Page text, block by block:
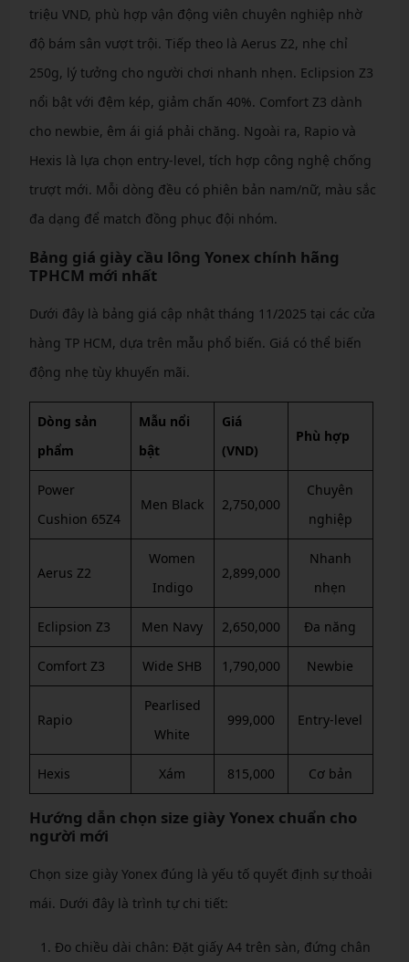
triệu VND, phù hợp vận động viên chuyên nghiệp nhờ
độ bám sân vượt trội. Tiếp theo là Aerus Z2, nhẹ chỉ
250g, lý tưởng cho người chơi nhanh nhẹn. Eclipsion Z3
nổi bật với đệm kép, giảm chấn 40%. Comfort Z3 dành
cho newbie, êm ái giá phải chăng. Ngoài ra, Rapio và
Hexis là lựa chọn entry-level, tích hợp công nghệ chống
trượt mới. Mỗi dòng đều có phiên bản nam/nữ, màu sắc
đa dạng để match đồng phục đội nhóm.
Bảng giá giày cầu lông Yonex chính hãng
TPHCM mới nhất
Dưới đây là bảng giá cập nhật tháng 11/2025 tại các cửa
hàng TP HCM, dựa trên mẫu phổ biến. Giá có thể biến
động nhẹ tùy khuyến mãi.
Dòng sản
phẩm
Mẫu nổi
bật
Giá
(VND)
Phù hợp
Power
Cushion 65Z4
Men Black 2,750,000
Chuyên
nghiệp
Aerus Z2
Women
Indigo
2,899,000
Nhanh
nhẹn
Eclipsion Z3 Men Navy 2,650,000 Đa năng
Comfort Z3 Wide SHB 1,790,000 Newbie
Rapio
Pearlised
White
999,000 Entry-level
Hexis Xám 815,000 Cơ bản
Hướng dẫn chọn size giày Yonex chuẩn cho
người mới
Chọn size giày Yonex đúng là yếu tố quyết định sự thoải
mái. Dưới đây là trình tự chi tiết:
Đo chiều dài chân: Đặt giấy A4 trên sàn, đứng chân